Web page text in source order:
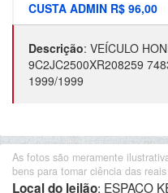
CUSTA ADMIN R$ 96,00
Descrição: VEÍCULO
9C2JC2500XR208259
1999/1999
As fotos são meramente
bens para tomar ciência das
Local do leilão: ESPAÇO